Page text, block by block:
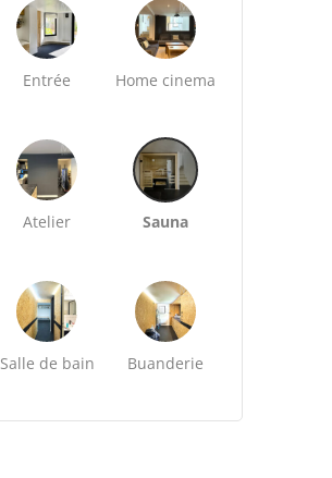
Entrée Home cinema
Atelier Sauna
Salle de bain Buanderie